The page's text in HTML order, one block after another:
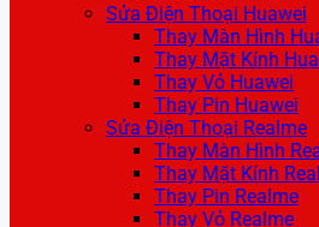
Sửa Điện Thoại Huawei
Thay Màn Hình
Thay Mặt Kính
Thay Vỏ Huawei
Thay Pin Huawei
Sửa Điện Thoại Realme
Thay Màn Hình
Thay Mặt Kính
Thay Pin Realme
Thay Vỏ Realme